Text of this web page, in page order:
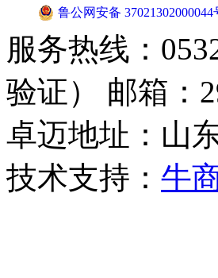
鲁公网安备 37021302000044
服务热线：
验证） 邮箱：
卓迈地址：山
技术支持： 牛